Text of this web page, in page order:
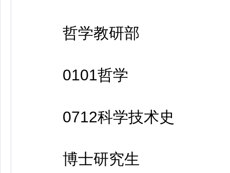
哲学教研部
0101哲学
0712科学技术史
博士研究生